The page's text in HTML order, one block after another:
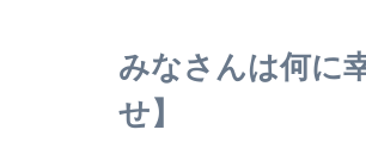
みなさんは何に
せ】